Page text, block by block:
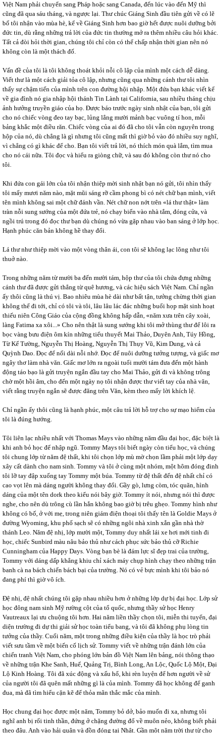
Việt Nam phải chuyển sang Pháp hoặc sang Canada, đến lúc vào đến Mỹ thì
cũng đã qua sáu tháng, và ngược lại. Thư chúc Giáng Sinh đầu tiên gửi về có lẽ
bố tôi nhận vào mùa hè, kể về Giáng Sinh hơn bao giờ hết được nuôi dưỡng bởi
đức tin, dù rằng những trả lời của đức tin thường mở ra thêm nhiều câu hỏi khác.
Tất cả đòi hỏi thời gian, chúng tôi chỉ còn có thể chấp nhận thời gian nên nó
không còn là một thách đố.
Vấn đề của tôi là tôi không thoát khỏi nỗi cô lập của mình một cách dễ dàng.
Viết thư là một cách giải tỏa cô lập, nhưng cũng qua những cánh thư tôi nhìn
thấy sự chậm tiến của mình trên con đường hội nhập. Một đứa bạn khác viết kể
về gia đình nó gia nhập hội thánh Tin Lành tại California, sau nhiều tháng chịu
ảnh hưởng truyền giáo của họ. Được báo trước ngày sinh nhật của bạn, tôi gửi
cho nó chiếc vòng đeo tay bạc, lủng lẳng mười mảnh bạc vuông tí hon, mỗi
bảng khắc một điều răn. Chiếc vòng của ai đó đã cho tôi vẫn còn nguyên trong
hộp của nó, dù chẳng là gì nhưng tôi cũng mất thì giờ bỏ vào đó nhiều suy nghĩ,
vì chẳng có gì khác để cho. Bạn tôi viết trả lời, nó thích món quà lắm, tìm mua
cho nó cái nữa. Tôi đọc và hiểu ra giòng chữ, và sau đó không còn thư nó cho
tôi.
Khi đứa con gái lớn của tôi nhận thiệp mời sinh nhật bạn nó gửi, tôi nhìn thấy
tôi mấy mươi năm nào, mặt mũi sáng rỡ cầm phong bì có nét chữ bạn mình, viết
tên mình không sai một chữ đánh vần. Nét chữ non nớt trên «lá thư thật» làm
tràn nỗi sung sướng của một đứa trẻ, nó chạy biến vào nhà tắm, đóng cửa, và
ngồi trú trong đó đọc thư bạn dù chúng nó vừa gặp nhau vào ban sáng ở lớp học.
Hạnh phúc căn bản không hề thay đổi.
Lá thư như thiệp mời vào một vòng thân ái, con tôi sẽ không lạc lõng như tôi
thuở nào.
Trong những năm từ mười ba đến mười tám, hộp thư của tôi chứa đựng những
cánh thư đã được gửi thẳng từ quê hương, và các hiệu sách Việt Nam. Chỉ ngần
ấy thôi cũng là thú vị. Bao nhiêu mùa hè dài như bất tận, tưởng chừng thời gian
không thể đi tới, chỉ có tôi và tôi, lâu lâu lác đác những buổi họp mặt sinh hoạt
thiếu niên Công Giáo của cộng đồng không hấp dẫn, «năm xưa trên cây xoài,
làng Fatima xa xôi...» Cho nên thật là sung sướng khi tôi mở thùng thư để lôi ra
bọc vàng bưu điện ôm kín những tiểu thuyết Mai Thảo, Duyên Anh, Túy Hồng,
Từ Kế Tường, Nguyễn Thị Hoàng, Nguyễn Thị Thụy Vũ, Kim Dung, và cả
Quỳnh Dao. Đọc để nối dài nỗi nhớ. Đọc để nuôi dưỡng tưởng tượng, và giấc mơ
ngây thơ làm nhà văn. Giấc mơ lớn ra ngoài tuổi mười tám đưa đến một hành
động táo bạo là gửi truyện ngắn đầu tay cho Mai Thảo, gửi đi và không trông
chờ một hồi âm, cho đến một ngày nọ tôi nhận được thư viết tay của nhà văn,
viết rằng truyện ngắn sẽ được đăng trên Văn, kèm theo mấy lời khích lệ.
Chỉ ngần ấy thôi cũng là hạnh phúc, một câu trả lời hỗ trợ cho sự mạo hiểm của
tôi là đúng hướng.
Tôi liên lạc nhiều nhất với Thomas Mays vào những năm đầu đại học, đặc biệt là
khi anh bỏ học để nhập ngũ. Tommy Mays tôi biết ngày còn tiểu học, và chúng
tôi chung lớp từ năm đệ thất, khi tôi chọn lớp mù mờ chọn lầm phải một lớp dạy
xây cất dành cho nam sinh. Tommy và tôi ở cùng một nhóm, một hôm đóng đinh
tôi lỡ tay đập xuống tay Tommy một búa. Tommy từ đệ thất đến đệ nhất chỉ có
cao vọt lên mà dáng người không thay đổi. Gầy gò, lưng còm, tóc quăn, hình
dáng của một tên dork theo kiểu nói bây giờ. Tommy ít nói, nhưng nói thì được
nghe, cho nên dù trông cù lần hắn không bao giờ bị trêu ghẹo. Tommy hình như
không có bố, ở với mẹ, trong niên giám điện thoại tôi thấy tên là Goldie Mays ở
đường Wyoming, khu phố sạch sẽ có những ngôi nhà xinh xắn gần nhà thờ
thánh Leo. Năm đệ nhị, lớp mười một, Tommy duy nhất lái xe hơi mới tinh đi
học, chiếc Sunbird màu nâu bảo thủ như cách phục sức bảo thủ cỡ Richie
Cunningham của Happy Days. Vòng bạn bè là đám lực sĩ đẹp trai của trường,
Tommy với dáng dấp khẳng khiu chỉ xách máy chụp hình chạy theo những trận
banh cà na bách chiến bách bại của trường. Nó có vẻ bực mình khi tôi bảo nó
đang phí thì giờ vô ích.
Đệ nhị, đệ nhất chúng tôi gặp nhau nhiều hơn ở những lớp dự bị đại học. Lớp sử
học đông nam sinh Mỹ rường cột của tổ quốc, nhưng thầy sử học Henry
Vautreaux lại ưu chuộng tôi hơn. Hai năm liền thầy chọn tôi, miễn thi tuyển, đại
diện trường đi dự thi giải sử học toàn tiểu bang, và tôi đã không phụ lòng tin
tưởng của thầy. Cuối năm, một trong những điều kiện của thầy là học trò phải
viết sưu tầm về một biến cố lịch sử. Tommy viết về những trận đánh lớn của
chiến tranh Việt Nam, cho phóng lớn bản đồ Việt Nam lên bảng, nói thông thạo
về những trận Khe Sanh, Huế, Quảng Trị, Bình Long, An Lộc, Quốc Lộ Một, Đại
Lộ Kinh Hoàng. Tôi đã xúc động và xấu hổ, khi rèn luyện để hơn người về sử
của người tôi đã quên mất những gì là của mình. Tommy đã học không để ganh
đua, mà đã tìm hiểu cặn kẽ để thỏa mãn thắc mắc của mình.
Học chung đại học được một năm, Tommy bỏ dở, bảo muốn đi xa, nhưng tôi
nghĩ anh bị rối tinh thần, đứng ở chặng đường đổ về muôn nẻo, không biết phải
theo đâu. Anh vào hải quân và đồn đóng tại Nhật. Gần một năm trời thư từ cho